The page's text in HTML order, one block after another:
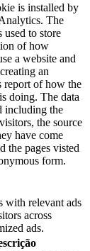
is installed by
The
used to store
of how
a website and
an
report of how the
doing. The data
including the
the source
have come
the pages visted
form.
with relevant ads
across
ads.